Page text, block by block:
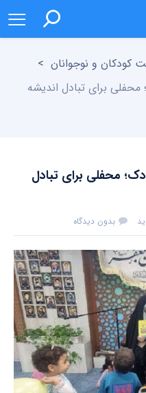
کودکان و نوجوانان >
برای تبادل اندیشه
محفلی برای تبادل
بدون دیدگاه